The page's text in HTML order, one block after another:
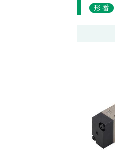
形番